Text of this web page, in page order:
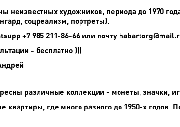
неизвестных художников, периода до 1970
соцреализм, портреты).
+7 985 211-86-66 или почту
- бесплатно )))
различные коллекции - монеты, значки,
квартиры, где много разного до 1950-х годов.